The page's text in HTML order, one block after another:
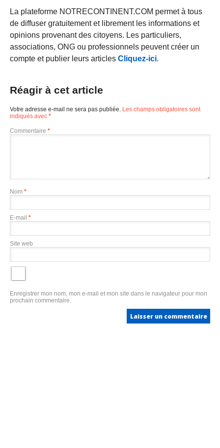
La plateforme NOTRECONTINENT.COM permet à tous
de diffuser gratuitement et librement les informations et
opinions provenant des citoyens. Les particuliers,
associations, ONG ou professionnels peuvent créer un
compte et publier leurs articles Cliquez-ici.
Réagir à cet article
Votre adresse e-mail ne sera pas publiée. Les champs obligatoires sont
indiqués avec *
Commentaire *
Nom *
E-mail *
Site web
Enregistrer mon nom, mon e-mail et mon site dans le navigateur pour mon
prochain commentaire.